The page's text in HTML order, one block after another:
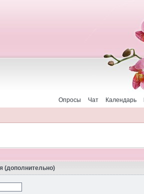
Календарь
Чат
Опросы
(дополнительно)